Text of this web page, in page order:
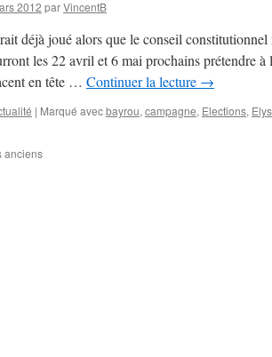
2012 parVincentB
déjà joué alors que le conseil constitutionnel
les 22 avril et 6 mai prochains prétendre à
en tête … Continuer la lecture →
| Marqué avecbayrou, campagne, Elections,
anciens